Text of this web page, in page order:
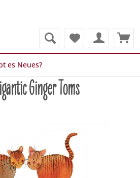
es Neues?
Ginger Toms